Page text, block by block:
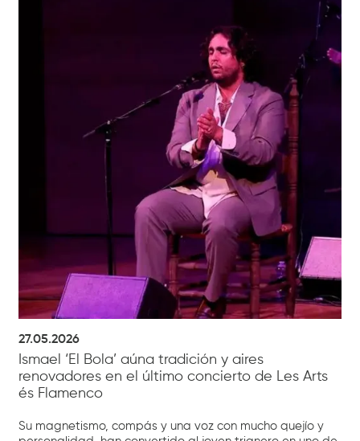
27.05.2026
Ismael ‘El Bola’ aúna tradición y aires
renovadores en el último concierto de Les Arts
és Flamenco
Su magnetismo, compás y una voz con mucho quejío y